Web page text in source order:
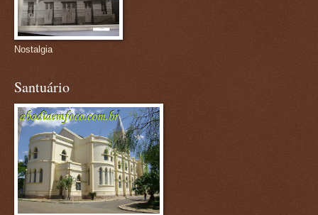
Nostalgia
Santuário